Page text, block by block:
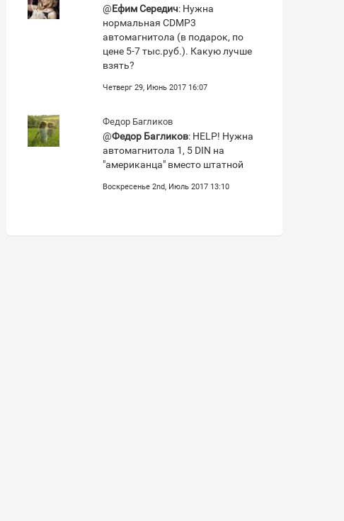
@Ефим Середич: Нужна
нормальная CDMP3
автомагнитола (в подарок, по
цене 5-7 тыс.руб.). Какую лучше
взять?
Четверг 29, Июнь 2017 16:07
Федор Багликов
@Федор Багликов: HELP! Нужна
автомагнитола 1, 5 DIN на
"американца" вместо штатной
Воскресенье 2nd, Июль 2017 13:10